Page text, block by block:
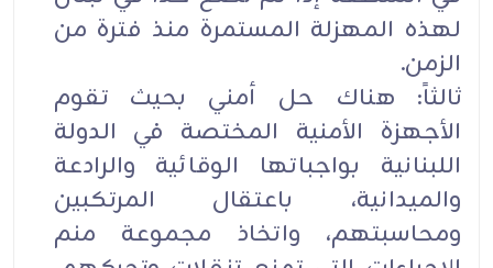
لهذه المهزلة المستمرة منذ فترة من
الزمن.
ثالثاً: هناك حل أمني بحيث تقوم
الأجهزة الأمنية المختصة في الدولة
اللبنانية بواجباتها الوقائية والرادعة
والميدانية، باعتقال المرتكبين
ومحاسبتهم، واتخاذ مجموعة منم